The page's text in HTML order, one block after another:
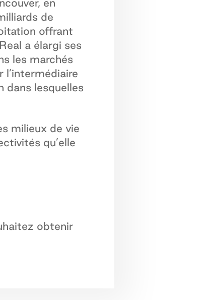
de
offrant
a élargi ses
les marchés
l’intermédiaire
dans lesquelles
milieux de vie
qu’elle
obtenir